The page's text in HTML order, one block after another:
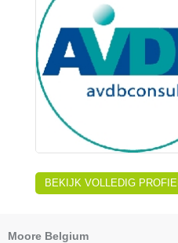
BEKIJK VOLLEDIG
Moore Belgium